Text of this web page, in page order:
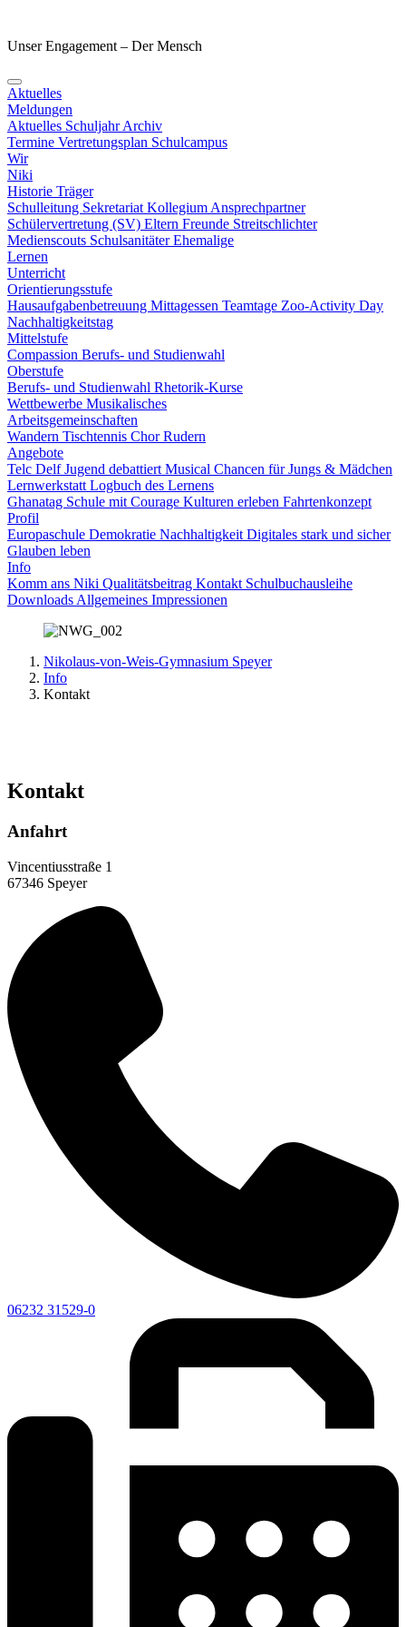
Unser Engagement – Der Mensch
Aktuelles
Meldungen
Aktuelles SchuljahrArchiv
Termine Vertretungsplan Schulcampus
Wir
Niki
Historie Träger
Schulleitung Sekretariat Kollegium Ansprechpartner
Schülervertretung (SV) Eltern Freunde Streitschlichter
Medienscouts SchulsanitäterEhemalige
Lernen
Unterricht
Orientierungsstufe
Hausaufgabenbetreuung Mittagessen Teamtage Zoo-Activity Day
Nachhaltigkeitstag
Mittelstufe
Compassion Berufs- und Studienwahl
Oberstufe
Berufs- und Studienwahl Rhetorik-Kurse
Wettbewerbe Musikalisches
Arbeitsgemeinschaften
Wandern Tischtennis ChorRudern
Angebote
Telc DelfJugend debattiert Musical Chancen für Jungs & Mädchen
Lernwerkstatt Logbuch des Lernens
Ghanatag Schule mit Courage Kulturen erleben Fahrtenkonzept
Profil
Europaschule Demokratie Nachhaltigkeit Digitales stark und sicher
Glauben leben
Info
Komm ans Niki Qualitätsbeitrag Kontakt Schulbuchausleihe
Downloads Allgemeines Impressionen
Nikolaus-von-Weis-Gymnasium Speyer
Info
Kontakt
Kontakt
Anfahrt
Vincentiusstraße 1
67346 Speyer
06232 31529-0